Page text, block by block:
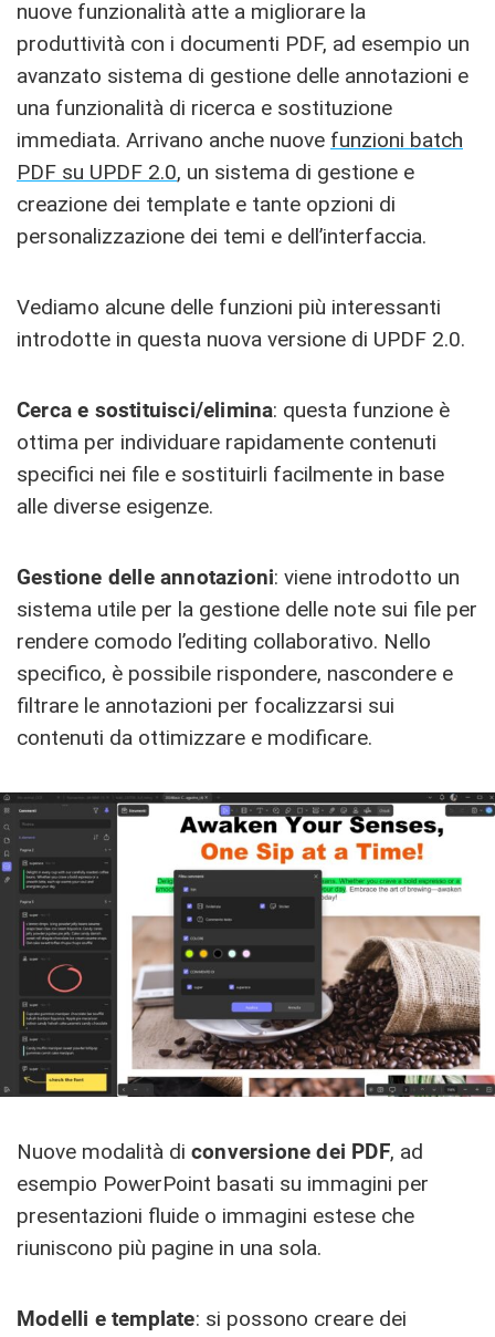
nuove funzionalità atte a migliorare la
produttività con i documenti PDF, ad esempio un
avanzato sistema di gestione delle annotazioni e
una funzionalità di ricerca e sostituzione
immediata. Arrivano anche nuove funzioni batch
PDF su UPDF 2.0, un sistema di gestione e
creazione dei template e tante opzioni di
personalizzazione dei temi e dell’interfaccia.
Vediamo alcune delle funzioni più interessanti
introdotte in questa nuova versione di UPDF 2.0.
Cerca e sostituisci/elimina: questa funzione è
ottima per individuare rapidamente contenuti
specifici nei file e sostituirli facilmente in base
alle diverse esigenze.
Gestione delle annotazioni: viene introdotto un
sistema utile per la gestione delle note sui file per
rendere comodo l’editing collaborativo. Nello
specifico, è possibile rispondere, nascondere e
filtrare le annotazioni per focalizzarsi sui
contenuti da ottimizzare e modificare.
Nuove modalità di conversione dei PDF, ad
esempio PowerPoint basati su immagini per
presentazioni fluide o immagini estese che
riuniscono più pagine in una sola.
Modelli e template: si possono creare dei